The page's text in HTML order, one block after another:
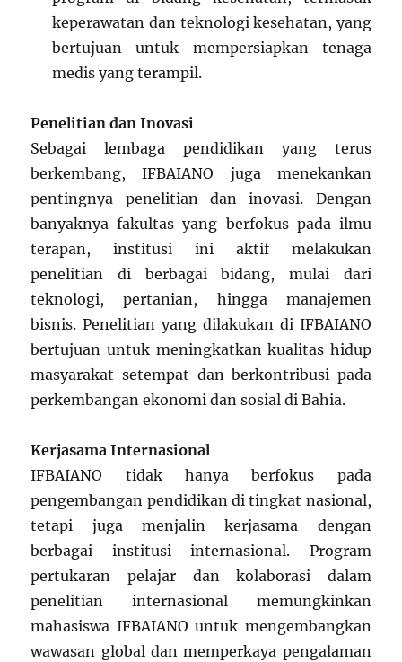
keperawatan dan teknologi kesehatan, yang
bertujuan untuk mempersiapkan tenaga
medis yang terampil.
Penelitian dan Inovasi
Sebagai lembaga pendidikan yang terus
berkembang, IFBAIANO juga menekankan
pentingnya penelitian dan inovasi. Dengan
banyaknya fakultas yang berfokus pada ilmu
terapan, institusi ini aktif melakukan
penelitian di berbagai bidang, mulai dari
teknologi, pertanian, hingga manajemen
bisnis. Penelitian yang dilakukan di IFBAIANO
bertujuan untuk meningkatkan kualitas hidup
masyarakat setempat dan berkontribusi pada
perkembangan ekonomi dan sosial di Bahia.
Kerjasama Internasional
IFBAIANO tidak hanya berfokus pada
pengembangan pendidikan di tingkat nasional,
tetapi juga menjalin kerjasama dengan
berbagai institusi internasional. Program
pertukaran pelajar dan kolaborasi dalam
penelitian internasional memungkinkan
mahasiswa IFBAIANO untuk mengembangkan
wawasan global dan memperkaya pengalaman